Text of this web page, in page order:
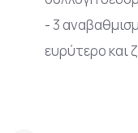
- 3
ευρύτερο